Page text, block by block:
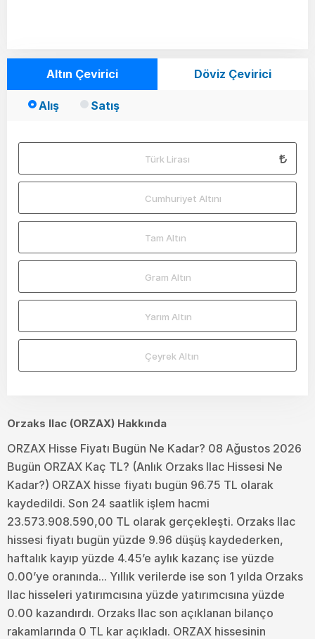
Altın Çevirici Döviz Çevirici
Alış Satış
Türk Lirası
Cumhuriyet Altını
Tam Altın
Gram Altın
Yarım Altın
Çeyrek Altın
Orzaks Ilac (ORZAX) Hakkında
ORZAX Hisse Fiyatı Bugün Ne Kadar? 08 Ağustos 2026
Bugün ORZAX Kaç TL? (Anlık Orzaks Ilac Hissesi Ne
Kadar?) ORZAX hisse fiyatı bugün 96.75 TL olarak
kaydedildi. Son 24 saatlik işlem hacmi
23.573.908.590,00 TL olarak gerçekleşti. Orzaks Ilac
hissesi fiyatı bugün yüzde 9.96 düşüş kaydederken,
haftalık kayıp yüzde 4.45’e aylık kazanç ise yüzde
0.00’ye oranında... Yıllık verilerde ise son 1 yılda Orzaks
Ilac hisseleri yatırımcısına yüzde yatırımcısına yüzde
0.00 kazandırdı. Orzaks Ilac son açıklanan bilanço
rakamlarında 0 TL kar açıkladı. ORZAX hissesinin